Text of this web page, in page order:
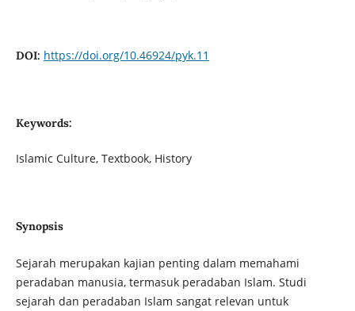
DOI: https://doi.org/10.46924/pyk.11
Keywords:
Islamic Culture, Textbook, History
Synopsis
Sejarah merupakan kajian penting dalam memahami
peradaban manusia, termasuk peradaban Islam. Studi
sejarah dan peradaban Islam sangat relevan untuk